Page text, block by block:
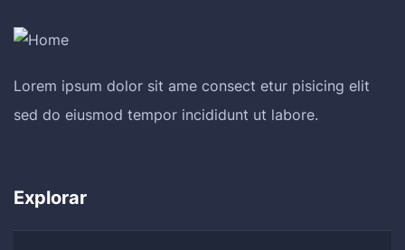
Lorem ipsum dolor sit ame consect etur pisicing elit
sed do eiusmod tempor incididunt ut labore.
Explorar